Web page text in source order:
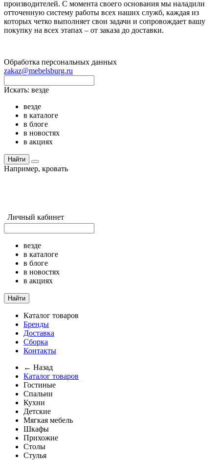
производителей. С момента своего основания мы наладили
отточенную систему работы всех наших служб, каждая из
которых четко выполняет свои задачи и сопровождает вашу
покупку на всех этапах – от заказа до доставки.
Обработка персональных данных
zakaz@mebelsburg.ru
Искать: везде
везде
в каталоге
в блоге
в новостях
в акциях
Найти
Например, кровать
Личный кабинет
везде
в каталоге
в блоге
в новостях
в акциях
Найти
Каталог товаров
Бренды
Доставка
Сборка
Контакты
← Назад
Каталог товаров
Гостиные
Спальни
Кухни
Детские
Мягкая мебель
Шкафы
Прихожие
Столы
Стулья